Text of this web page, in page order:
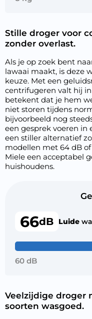
Stille droger voor
zonder overlast.
Als je op zoek bent
lawaai maakt, is deze
keuze. Met een
centrifugeren valt hij in
betekent dat je hem
niet storen tijdens
bijvoorbeeld nog
een gesprek voeren in
een stiller alternatief
modellen met 64 dB
Miele een acceptabel
huishoudens.
66dB Luide
60 dB
Veelzijdige droger
soorten wasgoed.